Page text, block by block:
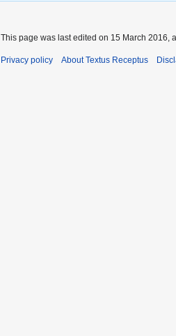
This page was last edited on 15 March 2016,
Privacy policy About Textus Receptus